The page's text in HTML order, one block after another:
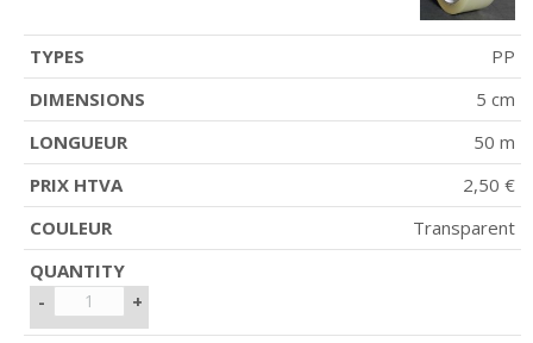
PP
5 cm
50 m
2,50 €
Transparent
- +